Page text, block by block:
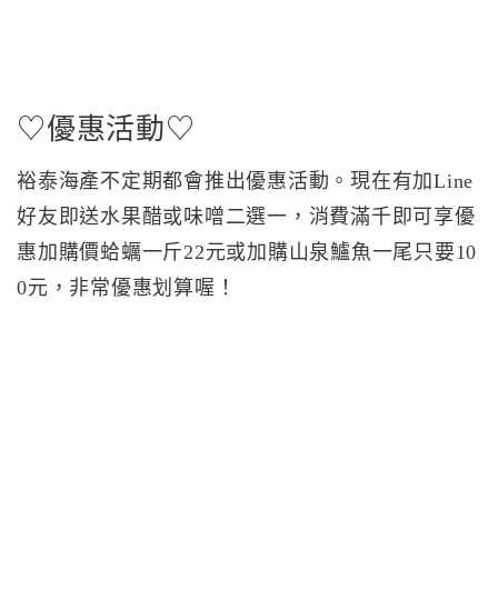
♡優惠活動♡
裕泰海產不定期都會推出優惠活動。現在有加Line
好友即送水果醋或味噌二選一，消費滿千即可享優
惠加購價蛤蠣一斤22元或加購山泉鱸魚一尾只要10
0元，非常優惠划算喔！